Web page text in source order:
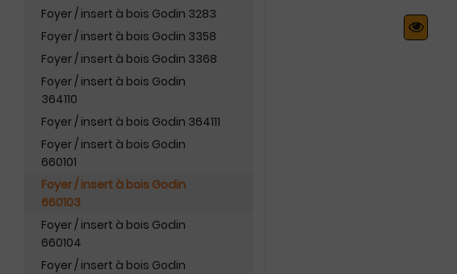
Foyer / insert à bois Godin 3283
Foyer / insert à bois Godin 3358
Foyer / insert à bois Godin 3368
Foyer / insert à bois Godin
364110
Foyer / insert à bois Godin 364111
Foyer / insert à bois Godin
660101
Foyer / insert à bois Godin
660103
Foyer / insert à bois Godin
660104
Foyer / insert à bois Godin